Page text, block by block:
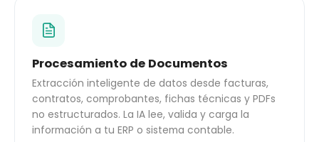
Procesamiento de Documentos
Extracción inteligente de datos desde facturas,
contratos, comprobantes, fichas técnicas y PDFs
no estructurados. La IA lee, valida y carga la
información a tu ERP o sistema contable.